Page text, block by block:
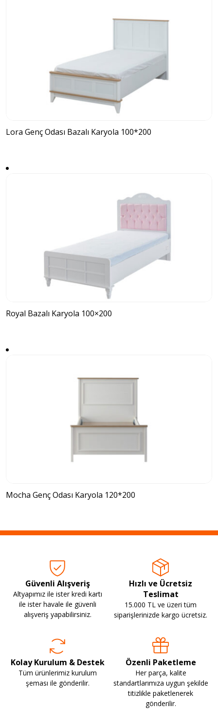
Lora Genç Odası Bazalı Karyola 100*200
Royal Bazalı Karyola 100×200
Mocha Genç Odası Karyola 120*200
Güvenli Alışveriş
Altyapımız ile ister kredi kartı
ile ister havale ile güvenli
alışveriş yapabilirsiniz.
Hızlı ve Ücretsiz
Teslimat
15.000 TL ve üzeri tüm
siparişlerinizde kargo ücretsiz.
Kolay Kurulum & Destek
Tüm ürünlerimiz kurulum
şeması ile gönderilir.
Özenli Paketleme
Her parça, kalite
standartlarımıza uygun şekilde
titizlikle paketlenerek
gönderilir.